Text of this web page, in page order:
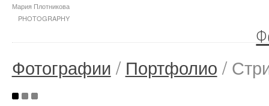
Мария Плотникова
PHOTOGRAPHY
Фотографии / Портфолио /